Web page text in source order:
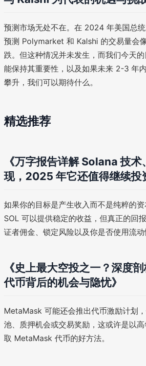
预测市场无处不在。在 2024 年美国总
预测 Polymarket 和 Kalshi 的交易量会
跌。但这种情况并未发生，而我们今天
能保持其重要性，以及如果未来 2-3 年
攀升，我们可以期待什么。
精选推荐
《万字报告详解 Solana 技
现，2025 年它还值得继续投
如果你的目标是产生收入而不是纯粹的
SOL 可以提供稳定的收益，但真正的回
证者佣金、锁定风险以及你是否使用流动
《史上最大空投之一？深度
代币背后的机会与隐忧》
MetaMask 可能还会推出代币激励计划
池、质押机会或交易奖励，这或许是以
取 MetaMask 代币的好方法。